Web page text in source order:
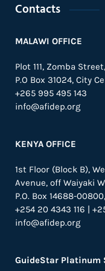
Contacts
MALAWI OFFICE
Plot 111, Zomba
P.O Box 31024, City
+265 995 495 143
info@afidep.org
KENYA OFFICE
1st Floor (Block B),
Avenue, off Waiyaki
P.O. Box 14688-
+254 20 4343 116 |
info@afidep.org
GuideStar Platinum